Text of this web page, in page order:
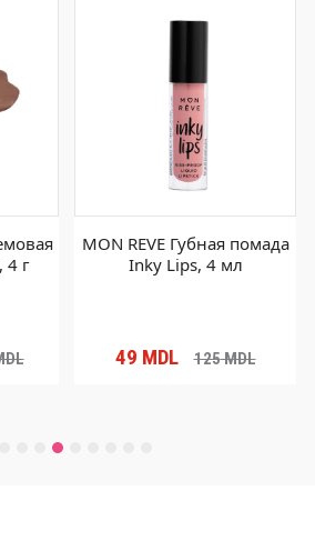
4 г
MON REVE Губная помада
Inky Lips, 4 мл
49 MDL 125MDL